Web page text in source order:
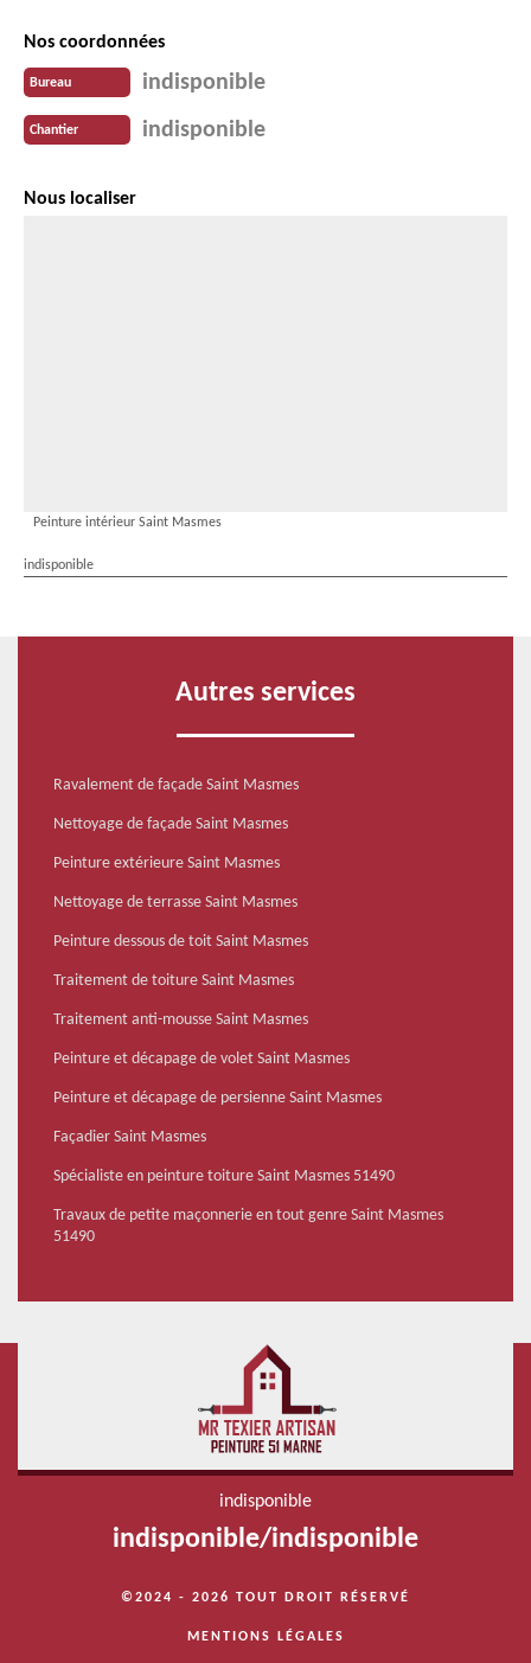
Nos coordonnées
Bureau indisponible
Chantier indisponible
Nous localiser
Peinture intérieur Saint Masmes
indisponible
Autres services
Ravalement de façade Saint Masmes
Nettoyage de façade Saint Masmes
Peinture extérieure Saint Masmes
Nettoyage de terrasse Saint Masmes
Peinture dessous de toit Saint Masmes
Traitement de toiture Saint Masmes
Traitement anti-mousse Saint Masmes
Peinture et décapage de volet Saint Masmes
Peinture et décapage de persienne Saint Masmes
Façadier Saint Masmes
Spécialiste en peinture toiture Saint Masmes 51490
Travaux de petite maçonnerie en tout genre Saint Masmes
51490
indisponible
indisponible/indisponible
©2024 - 2026 TOUT DROIT RÉSERVÉ
MENTIONS LÉGALES